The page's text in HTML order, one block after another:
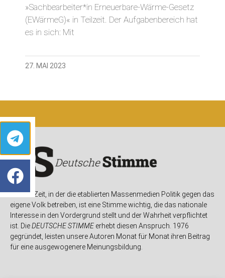
»Sachbearbeiter*in Erneuerbare-Wärme-Gesetz
(EWärmeG)« in Teilzeit. Der Aufgabenbereich hat
es in sich: Mit
27. MAI 2023
In einer Zeit, in der die etablierten Massenmedien Politik gegen das
eigene Volk betreiben, ist eine Stimme wichtig, die das nationale
Interesse in den Vordergrund stellt und der Wahrheit verpflichtet
ist. DieDEUTSCHE STIMMEerhebt diesen Anspruch. 1976
gegründet, leisten unsere Autoren Monat für Monat ihren Beitrag
für eine ausgewogenere Meinungsbildung.